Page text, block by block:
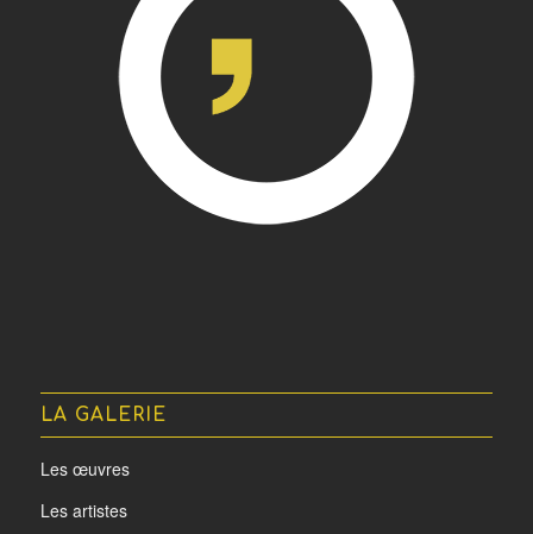
LA GALERIE
Les œuvres
Les artistes